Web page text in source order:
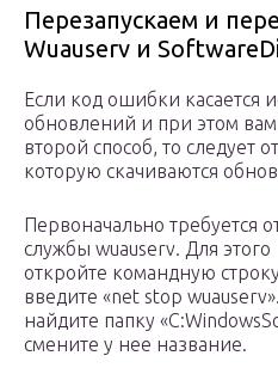
Перезапускаем и
Wuauserv и
Если код ошибки касается
обновлений и при этом
второй способ, то следует
которую скачиваются
Первоначально требуется
службы wuauserv. Для этого
откройте командную
введите «net stop
найдите папку
смените у нее название.